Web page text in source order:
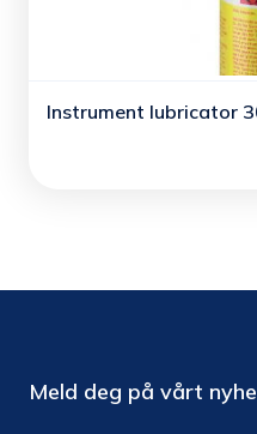
Instrument lubricator
Meld deg på vårt